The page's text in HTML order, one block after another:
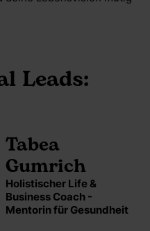
Leads:
Tabea
Gumrich
Holistischer Life &
Business Coach -
Mentorin für Gesundheit